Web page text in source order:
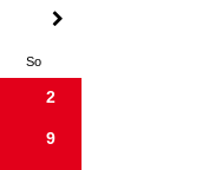
So
2
9